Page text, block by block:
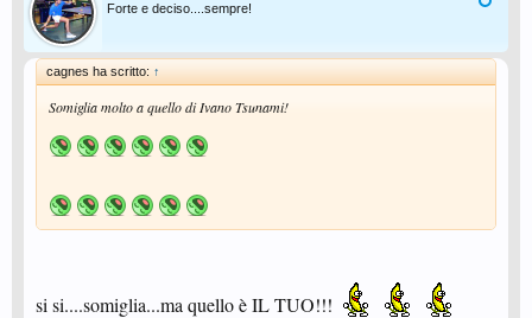
Forte e deciso....sempre!
cagnes ha scritto: ↑
Somiglia molto a quello di Ivano Tsunami!
si si....somiglia...ma quello è IL TUO!!!